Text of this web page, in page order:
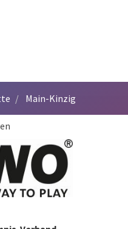
Main-Kinzig